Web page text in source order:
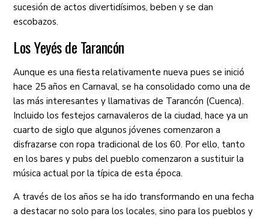
sucesión de actos divertidísimos, beben y se dan
escobazos.
Los Yeyés de Tarancón
Aunque es una fiesta relativamente nueva pues se inició
hace 25 años en Carnaval, se ha consolidado como una de
las más interesantes y llamativas de Tarancón (Cuenca).
Incluido los festejos carnavaleros de la ciudad, hace ya un
cuarto de siglo que algunos jóvenes comenzaron a
disfrazarse con ropa tradicional de los 60. Por ello, tanto
en los bares y pubs del pueblo comenzaron a sustituir la
música actual por la típica de esta época.
A través de los años se ha ido transformando en una fecha
a destacar no solo para los locales, sino para los pueblos y